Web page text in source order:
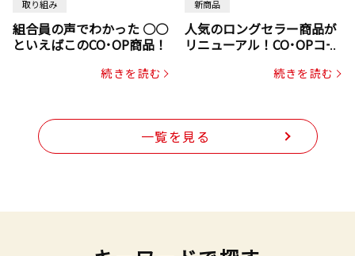
取り組み
組合員の声でわかった ○○
といえばこのCO･OP商品！
続きを読む
新商品
人気のロングセラー商品が
リニューアル！CO･OPコー
続きを読む
一覧を見る